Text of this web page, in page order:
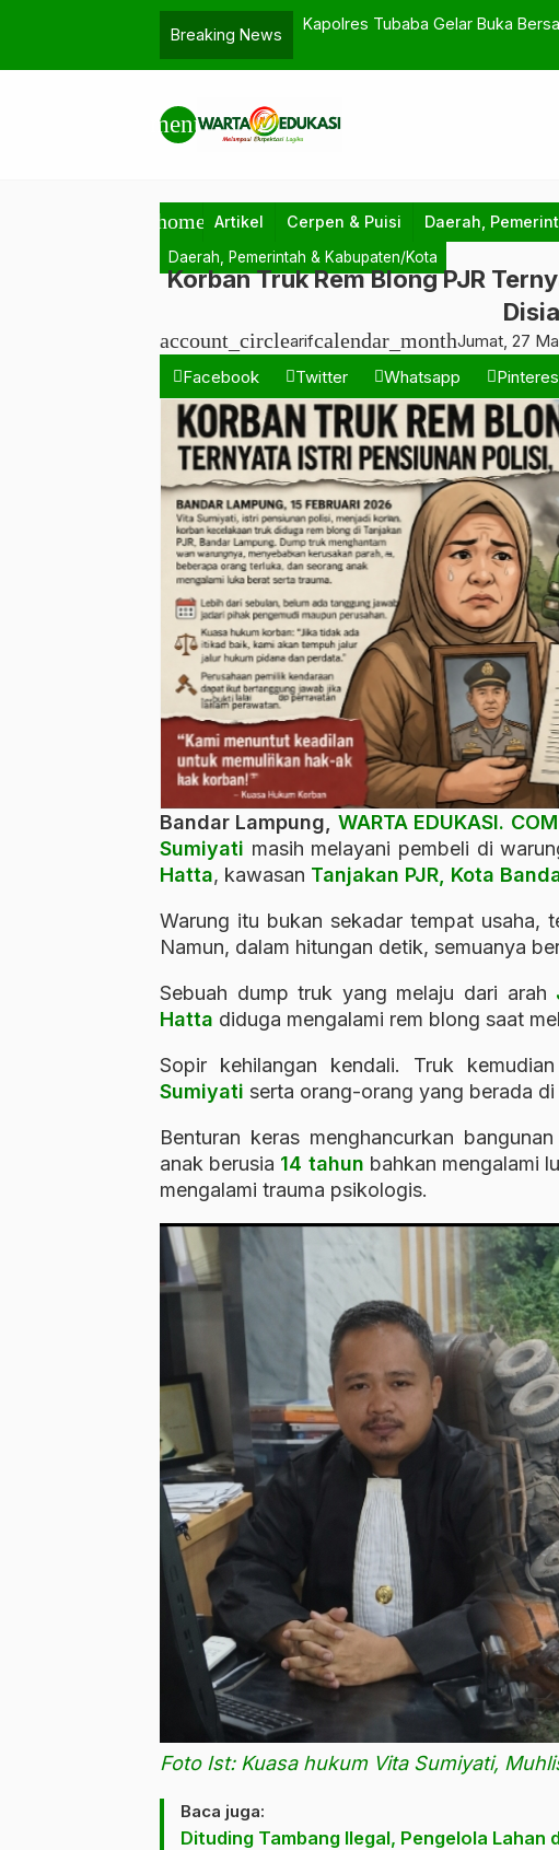
Breaking News
Kapolres Tubaba Gelar Buka
menu
home Artikel Cerpen & Puisi Daerah,
Daerah, Pemerintah & Kabupaten/Kota
Korban Truk Rem Blong PJR
account_circlearifcalendar_monthJumat, 27
Facebook
Twitter Whatsapp
Bandar Lampung, WARTA EDUKASI. COM
Sumiyati masih melayani pembeli di
Hatta, kawasan Tanjakan PJR, Kota
Warung itu bukan sekadar tempat usaha,
Namun, dalam hitungan detik, semuanya
Sebuah dump truk yang melaju dari arah
Hatta diduga mengalami rem blong saat
Sopir kehilangan kendali. Truk
Sumiyati serta orang-orang yang berada di
Benturan keras menghancurkan
anak berusia 14 tahun bahkan mengalami
mengalami trauma psikologis.
Foto Ist: Kuasa hukum Vita Sumiyati,
Baca juga:
Dituding Tambang Ilegal, Pengelola Lahan